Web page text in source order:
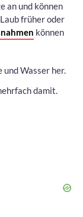
an und können
früher oder
können
und Wasser her.
damit.